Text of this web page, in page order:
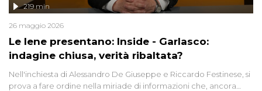
Le Iene presentano: Inside - Garlasco:
indagine chiusa, verità ribaltata?
219 min
26 maggio 2026
Nell'inchiesta di Alessandro De Giuseppe e Riccardo Festinese, si
prova a fare ordine nella miriade di informazioni che, ancora